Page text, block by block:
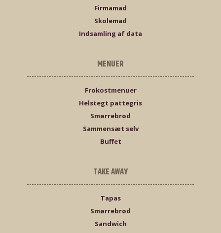
Firmamad
Skolemad
Indsamling af data
MENUER
Frokostmenuer
Helstegt pattegris
Smørrebrød
Sammensæt selv
Buffet
TAKE AWAY
Tapas
Smørrebrød
Sandwich